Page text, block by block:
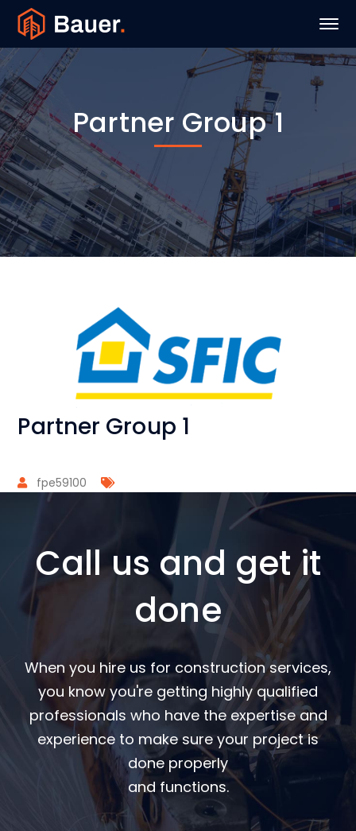
Partner Group 1
Partner Group 1
fpe59100
Call us and get it
done
When you hire us for construction services,
you know you're getting highly qualified
professionals who have the expertise and
experience to make sure your project is
done properly
and functions.